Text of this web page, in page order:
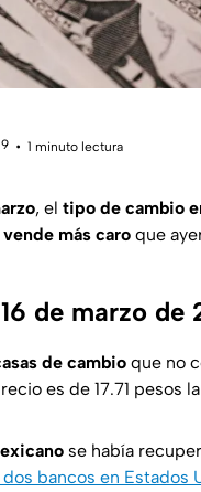
1 minuto lectura
, el tipo de cambio
más caro que
de marzo de
de cambio que no
es de 17.71 pesos
se había
bancos en Estados